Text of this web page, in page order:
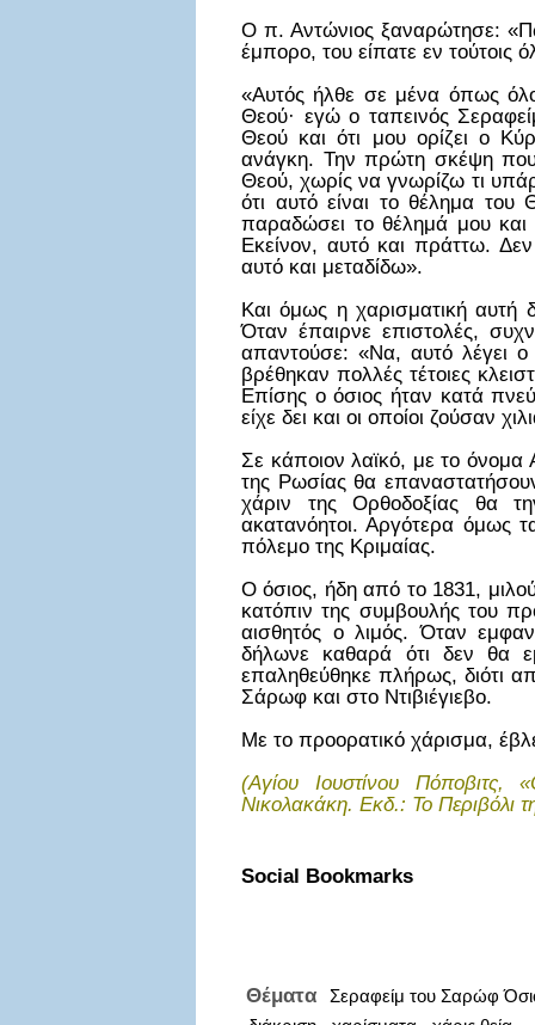
Ο π. Αντώνιος ξαναρώτησε:
έμπορο, του είπατε εν
«Αυτός ήλθε σε μένα όπως
Θεού· εγώ ο ταπεινός
Θεού και ότι μου ορίζει ο
ανάγκη. Την πρώτη σκέψη
Θεού, χωρίς να γνωρίζω τι
ότι αυτό είναι το θέλημα
παραδώσει το θέλημά μου και
Εκείνον, αυτό και πράττω.
αυτό και μεταδίδω».
Και όμως η χαρισματική αυτή
Όταν έπαιρνε επιστολές,
απαντούσε: «Να, αυτό λέγει ο
βρέθηκαν πολλές τέτοιες
Επίσης ο όσιος ήταν κατά
είχε δει και οι οποίοι ζούσαν
Σε κάποιον λαϊκό, με το όνομα
της Ρωσίας θα
χάριν της Ορθοδοξίας θα
ακατανόητοι. Αργότερα όμως
πόλεμο της Κριμαίας.
Ο όσιος, ήδη από το 1831,
κατόπιν της συμβουλής του
αισθητός ο λιμός. Όταν
δήλωνε καθαρά ότι δεν θα
επαληθεύθηκε πλήρως, διότι
Σάρωφ και στο Ντιβιέγιεβο.
Με το προορατικό χάρισμα,
(Αγίου Ιουστίνου
Νικολακάκη. Εκδ.: Το Περιβόλι
Social Bookmarks
Θέματα Σεραφείμ του Σαρώφ